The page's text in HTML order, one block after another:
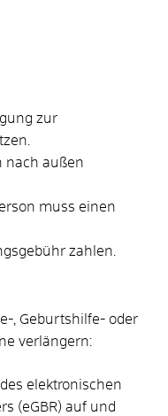
zur
nach außen
muss einen
zahlen.
, Geburtshilfe- oder
verlängern:
elektronischen
(eGBR) auf und